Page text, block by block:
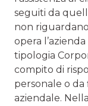
seguiti da
non
opera
tipologia
compito di
personale o
aziendale.